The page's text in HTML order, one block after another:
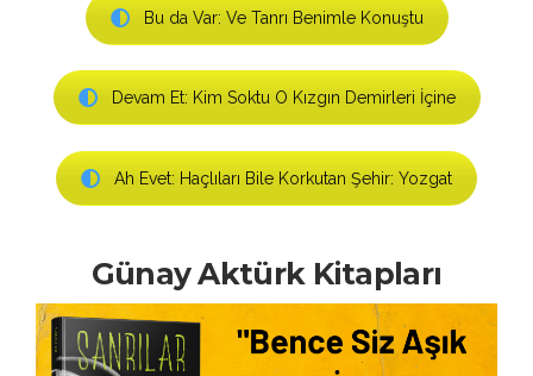
Bu da Var: Ve Tanrı Benimle Konuştu
Devam Et: Kim Soktu O Kızgın Demirleri İçine
Ah Evet: Haçlıları Bile Korkutan Şehir: Yozgat
Günay Aktürk Kitapları